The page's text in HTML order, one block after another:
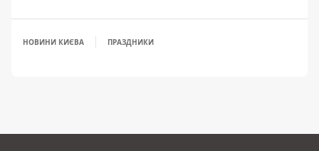
НОВИНИ КИЄВА ПРАЗДНИКИ